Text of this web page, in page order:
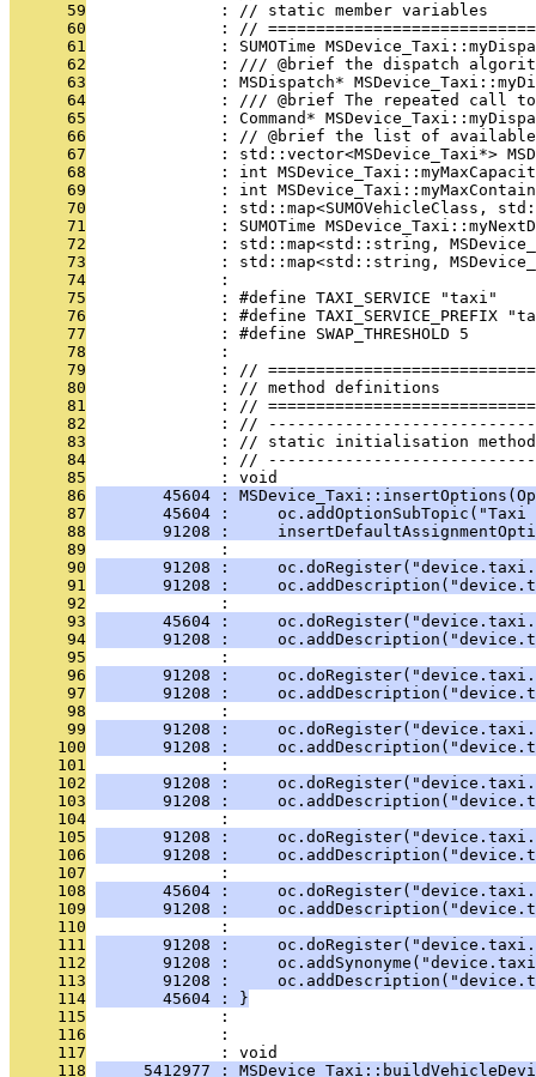
      59
              : // static member variables
      60
: //
      61
: SUMOTime
      62
: /// @brief the dispatch
      63
: MSDispatch*
      64
: /// @brief The repeated call
      65
: Command*
      66
: // @brief the list of
      67
: std::vector<MSDevice_Taxi*>
      68
: int
      69
: int
      70
: std::map<SUMOVehicleClass,
      71
: SUMOTime
      72
: std::map<std::string,
      73
: std::map<std::string,
      74
              :
      75
              : #define TAXI_SERVICE "taxi"
      76
: #define TAXI_SERVICE_PREFIX
      77
              : #define SWAP_THRESHOLD 5
      78
              :
      79
: //
      80
              : // method definitions
      81
: //
      82
: //
      83
: // static initialisation
      84
: //
      85
              : void
      86
45604 :
      87
45604 :     oc.addOptionSubTopic("Taxi
      88
91208 :
      89
              :
      90
91208 :
      91
91208 :
      92
              :
      93
45604 :
      94
91208 :
      95
              :
      96
91208 :
      97
91208 :
      98
              :
      99
91208 :
     100
91208 :
     101
              :
     102
91208 :
     103
91208 :
     104
              :
     105
91208 :
     106
91208 :
     107
              :
     108
45604 :
     109
91208 :
     110
              :
     111
91208 :
     112
91208 :
     113
91208 :
     114
       45604 : }
     115
              :
     116
              :
     117
              : void
     118
5412977 :